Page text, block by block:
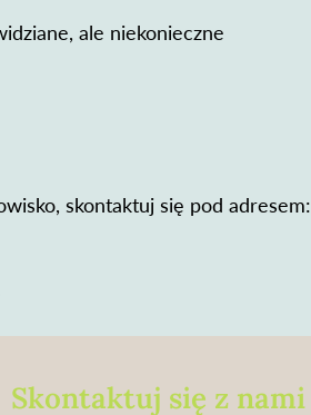
ale niekonieczne
skontaktuj się pod adresem:
Skontaktuj się z nami